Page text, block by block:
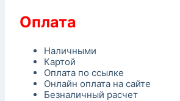
Оплата
Наличными
Картой
Оплата по ссылке
Онлайн оплата на сайте
Безналичный расчет